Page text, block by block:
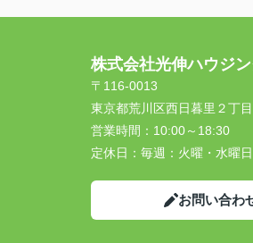
株式会社光伸ハウジ
〒116-0013
東京都荒川区西日暮里２丁
営業時間： 10:00～18:30
定休日： 毎週：火曜・水曜日
お問い合わ